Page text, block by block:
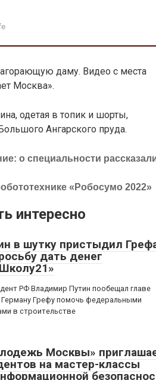
даму. Видео с места
Москва».
одетая в топик и шорты,
Ангарского пруда.
о специальности
«Робосумо 2022»
интересно
в шутку пристыдил
дать денег
РФ Владимир Путин пообещал главе
Грефу помочь федеральными
в строительстве
Москвы»
на мастер-классы